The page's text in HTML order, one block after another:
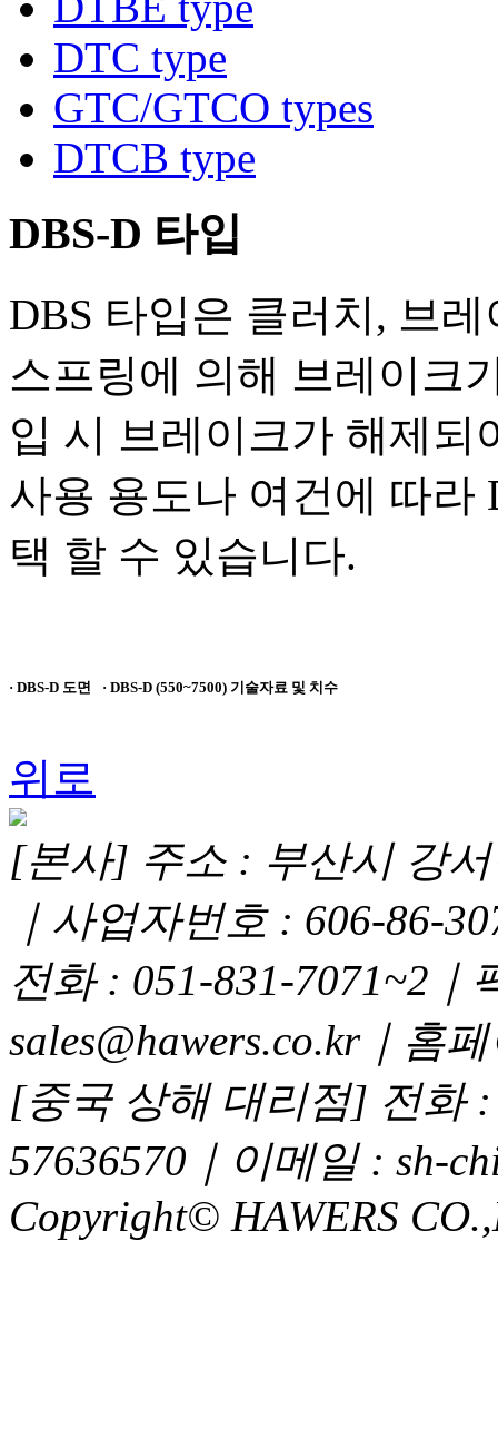
DTC type
GTC/GTCO types
DTCB type
DBS-D 타입
DBS 타입은 클러치, 브
스프링에 의해 브레이크
입 시 브레이크가 해제되
사용 용도나 여건에 따라
택 할 수 있습니다.
· DBS-D 도면 · DBS-D (550~7500) 기술자료 및 치수
위로
[본사] 주소 : 부산시 강
｜사업자번호 : 606-86-
전화 : 051-831-7071~2
sales@hawers.co.kr｜홈
[중국 상해 대리점] 전화 :
57636570｜이메일 : sh-
Copyright© HAWERS